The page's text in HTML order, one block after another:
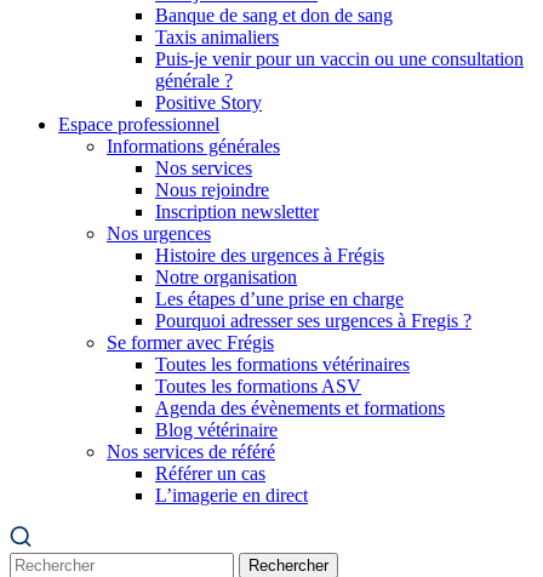
Banque de sang et don de sang
Taxis animaliers
Puis-je venir pour un vaccin ou une consultation
générale ?
Positive Story
Espace professionnel
Informations générales
Nos services
Nous rejoindre
Inscription newsletter
Nos urgences
Histoire des urgences à Frégis
Notre organisation
Les étapes d’une prise en charge
Pourquoi adresser ses urgences à Fregis ?
Se former avec Frégis
Toutes les formations vétérinaires
Toutes les formations ASV
Agenda des évènements et formations
Blog vétérinaire
Nos services de référé
Référer un cas
L’imagerie en direct
Rechercher